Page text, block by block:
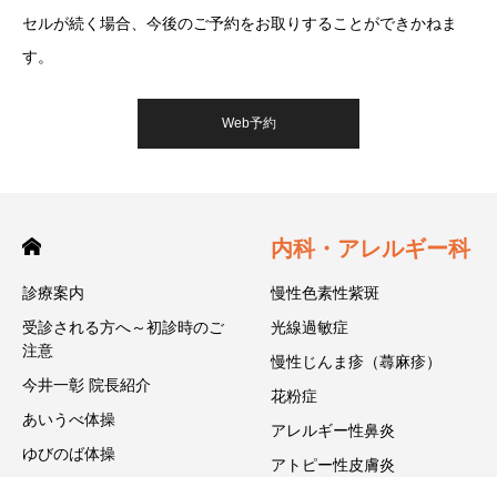
セルが続く場合、今後のご予約をお取りすることができかねま
す。
Web予約
診療案内
受診される方へ～初診時のご
注意
今井一彰 院長紹介
あいうべ体操
ゆびのば体操
内科・アレルギー科
慢性色素性紫斑
光線過敏症
慢性じんま疹（蕁麻疹）
花粉症
アレルギー性鼻炎
アトピー性皮膚炎